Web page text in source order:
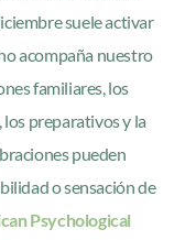
suele activar
acompaña nuestro
familiares, los
los preparativos y la
pueden
o sensación de
Psychological